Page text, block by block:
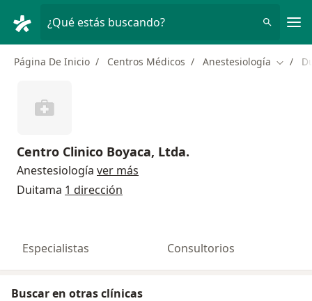
¿Qué estás buscando?
Página De Inicio Centros Médicos Anestesiología
Centro Clinico Boyaca, Ltda.
Anestesiología ver más
Duitama 1 dirección
Especialistas Consultorios
Buscar en otras clínicas